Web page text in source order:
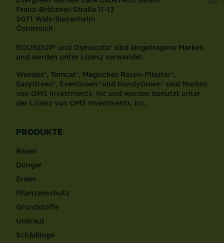
Franz-Brötzner-Straße 11-13
5071 Wals-Siezenheim
Österreich
ROUNDUP® und Osmocote® sind eingetragene Marken
und werden unter Lizenz verwendet.
Weedex®, Tomcat®, Magisches Rasen-Pflaster®,
EasyGreen®, EvenGreen® und HandyGreen® sind Marken
von OMS Investments, Inc und werden benutzt unter
der Lizenz von OMS Investments, Inc.
PRODUKTE
Rasen
Dünger
Erden
Pflanzenschutz
Grundstoffe
Unkraut
Schädlinge